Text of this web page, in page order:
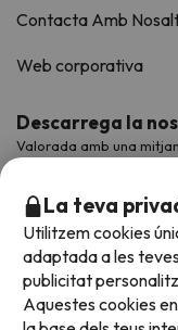
Contacta Amb
Web corporativa
Descarrega la
Valorada amb una
La teva
Utilitzem cookies
adaptada a les
publicitat
Aquestes cookies